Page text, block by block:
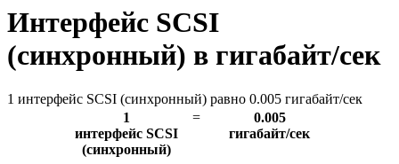
Интерфейс SCSI
(синхронный) в гигабайт/сек
1 интерфейс SCSI (синхронный) равно 0.005 гигабайт/сек
1
интерфейс SCSI
(синхронный)
=
0.005
гигабайт/сек